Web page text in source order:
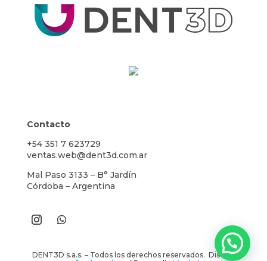
Contacto
+54 351 7 623729
ventas.web@dent3d.com.ar
Mal Paso 3133 – B° Jardín
Córdoba – Argentina
DENT3D s.a.s. – Todos los derechos reservados. Diseño